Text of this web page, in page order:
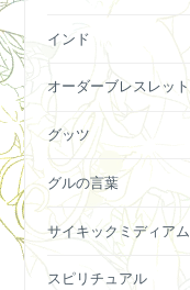
インド
オーダーブレスレット
グッツ
グルの言葉
サイキックミディアム
スピリチュアル